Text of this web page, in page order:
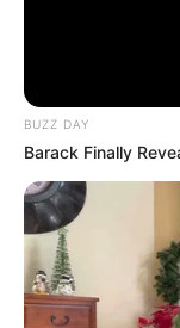
BUZZ DAY
Barack Finally